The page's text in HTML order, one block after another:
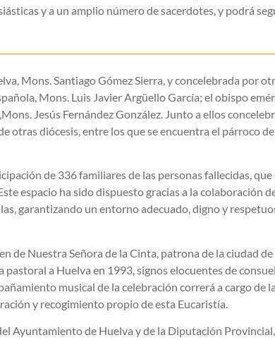
y a un amplio número de sacerdotes, y podrá
Mons. Santiago Gómez Sierra, y concelebrada por
Mons. Luis Javier Argüello García; el obispo
Jesús Fernández González. Junto a ellos
otras diócesis, entre los que se encuentra el párroco
de 336 familiares de las personas fallecidas,
espacio ha sido dispuesto gracias a la colaboración
garantizando un entorno adecuado, digno y
de Nuestra Señora de la Cinta, patrona de la ciudad
a Huelva en 1993, signos elocuentes de
musical de la celebración correrá a cargo de
y recogimiento propio de esta Eucaristía.
Ayuntamiento de Huelva y de la Diputación